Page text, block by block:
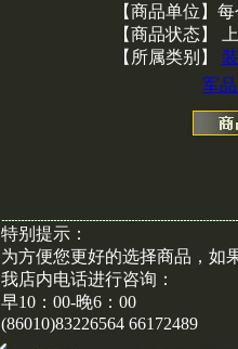
【商品单位】
【商品状态】
【所属类别】
军
特别提示：
为方便您更好的选择商品，如
我店内电话进行咨询：
早10：00-晚6：00
(86010)83226564 66172489